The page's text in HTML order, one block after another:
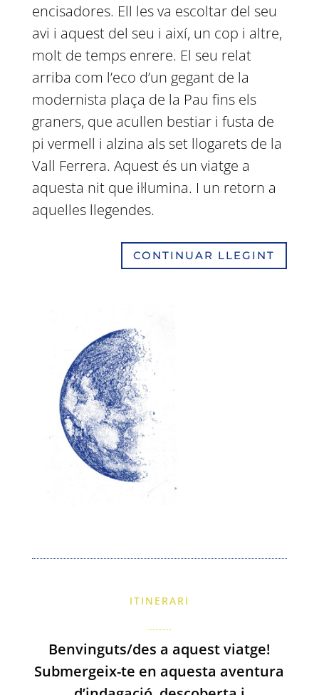
encisadores. Ell les va escoltar del seu
avi i aquest del seu i així, un cop i altre,
molt de temps enrere. El seu relat
arriba com l’eco d’un gegant de la
modernista plaça de la Pau fins els
graners, que acullen bestiar i fusta de
pi vermell i alzina als set llogarets de la
Vall Ferrera. Aquest és un viatge a
aquesta nitque il·lumina. I un retorn a
aquelles llegendes.
CONTINUAR LLEGINT
ITINERARI
Benvinguts/des a aquest viatge!
Submergeix-te en aquesta aventura